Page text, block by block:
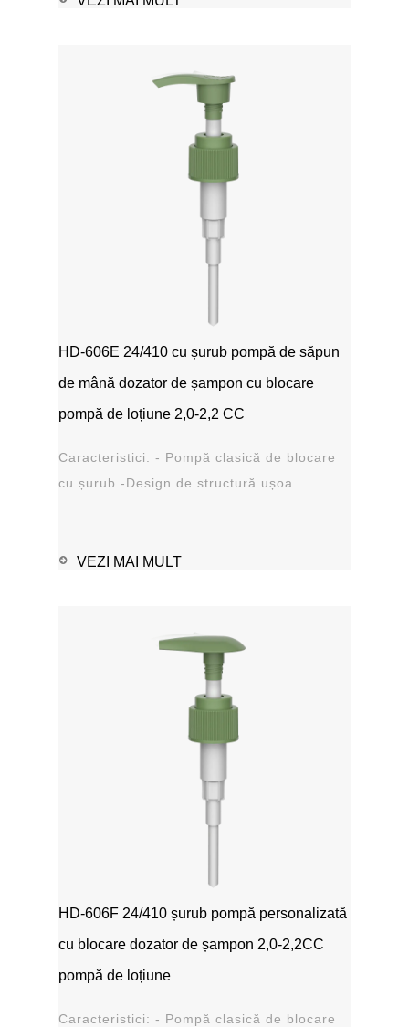
HD-606E 24/410 cu șurub pompă de săpun
de mână dozator de șampon cu blocare
pompă de loțiune 2,0-2,2 CC
Caracteristici: - Pompă clasică de blocare
cu șurub -Design de structură ușoa...
VEZI MAI MULT
HD-606F 24/410 șurub pompă personalizată
cu blocare dozator de șampon 2,0-2,2CC
pompă de loțiune
Caracteristici: - Pompă clasică de blocare